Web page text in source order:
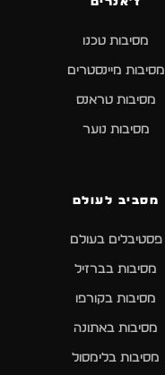
מסיבות טכנו
מסיבות מיינסטרים
מסיבות טראנס
מסיבות נוער
מסביב לעולם
פסטיבלים בעולם
מסיבות בברזיל
מסיבות בקורפו
מסיבות באתונה
מסיבות בלימסול